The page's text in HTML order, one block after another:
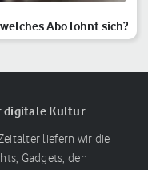
Abo lohnt sich?
digitale Kultur
liefern wir die
Gadgets, den